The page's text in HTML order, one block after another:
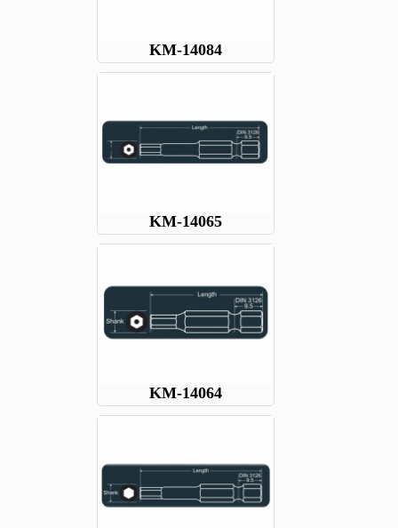
KM-14084
KM-14065
KM-14064